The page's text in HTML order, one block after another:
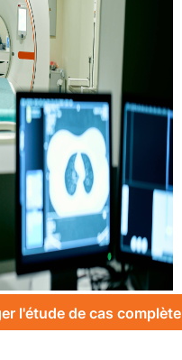
l'étude de cas complète